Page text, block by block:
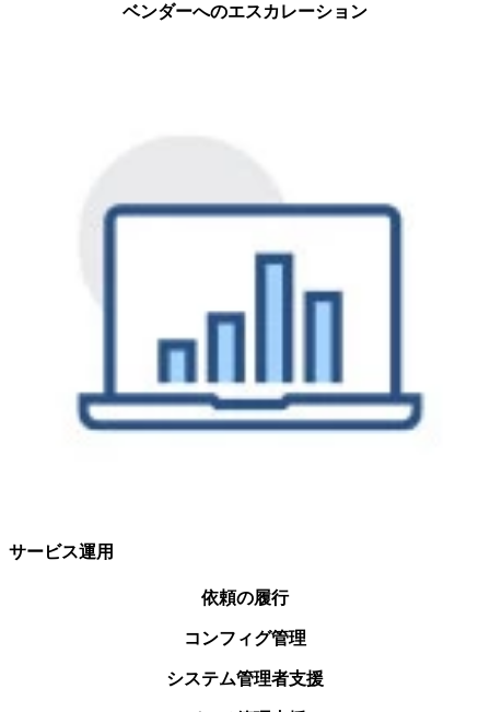
ベンダーへのエスカレーション
サービス運用
依頼の履行
コンフィグ管理
システム管理者支援